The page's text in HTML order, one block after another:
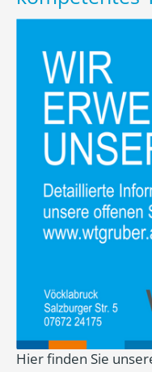
Hier finden Sie